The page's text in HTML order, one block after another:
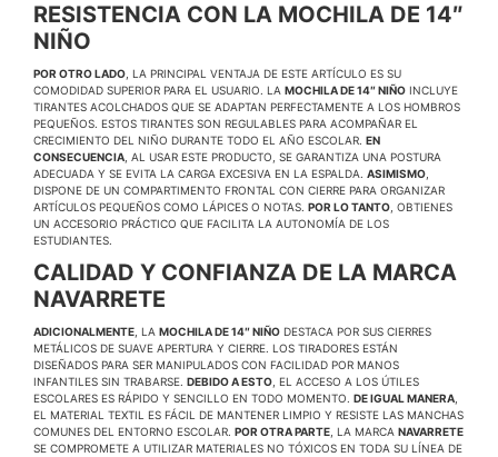
RESISTENCIA CON LA MOCHILA DE 14″
NIÑO
POR OTRO LADO , LA PRINCIPAL VENTAJA DE ESTE ARTÍCULO ES SU
COMODIDAD SUPERIOR PARA EL USUARIO. LA MOCHILA DE 14″ NIÑO INCLUYE
TIRANTES ACOLCHADOS QUE SE ADAPTAN PERFECTAMENTE A LOS HOMBROS
PEQUEÑOS. ESTOS TIRANTES SON REGULABLES PARA ACOMPAÑAR EL
CRECIMIENTO DEL NIÑO DURANTE TODO EL AÑO ESCOLAR. EN
CONSECUENCIA , AL USAR ESTE PRODUCTO, SE GARANTIZA UNA POSTURA
ADECUADA Y SE EVITA LA CARGA EXCESIVA EN LA ESPALDA. ASIMISMO
DISPONE DE UN COMPARTIMENTO FRONTAL CON CIERRE PARA ORGANIZAR
ARTÍCULOS PEQUEÑOS COMO LÁPICES O NOTAS. POR LO TANTO , OBTIENES
UN ACCESORIO PRÁCTICO QUE FACILITA LA AUTONOMÍA DE LOS
ESTUDIANTES.
CALIDAD Y CONFIANZA DE LA MARCA
NAVARRETE
ADICIONALMENTE , LA MOCHILA DE 14″ NIÑO DESTACA POR SUS CIERRES
METÁLICOS DE SUAVE APERTURA Y CIERRE. LOS TIRADORES ESTÁN
DISEÑADOS PARA SER MANIPULADOS CON FACILIDAD POR MANOS
INFANTILES SIN TRABARSE. DEBIDO A ESTO , EL ACCESO A LOS ÚTILES
ESCOLARES ES RÁPIDO Y SENCILLO EN TODO MOMENTO. DE IGUAL MANERA
EL MATERIAL TEXTIL ES FÁCIL DE MANTENER LIMPIO Y RESISTE LAS MANCHAS
COMUNES DEL ENTORNO ESCOLAR. POR OTRA PARTE , LA MARCA NAVARRETE
SE COMPROMETE A UTILIZAR MATERIALES NO TÓXICOS EN TODA SU LÍNEA DE